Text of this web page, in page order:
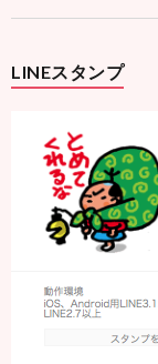
LINEスタンプ